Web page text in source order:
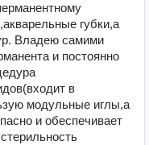
губки,а
Владею самими
и постоянно
в
модульные иглы,а
и обеспечивает